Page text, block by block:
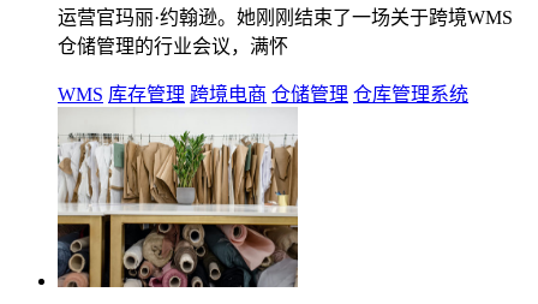
运营官玛丽·约翰逊。她刚刚结束了一场关于跨境WMS
仓储管理的行业会议，满怀
WMS 库存管理 跨境电商 仓储管理 仓库管理系统